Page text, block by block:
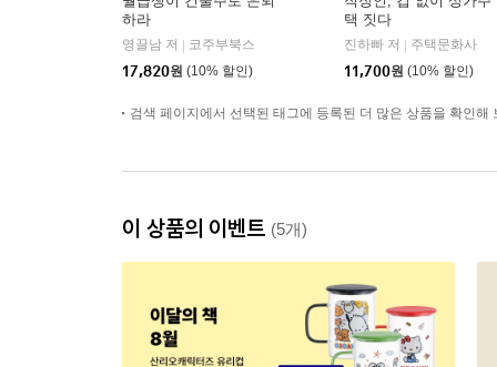
하라
영끌남 저
코주부북스
17,820원 (10% 할인)
택 짓다
진하빠 저
주택문화사
11,700원 (10% 할인)
검색 페이지에서 선택된 태그에 등록된 더 많은 상품을 확인해
이 상품의 이벤트 (5개)